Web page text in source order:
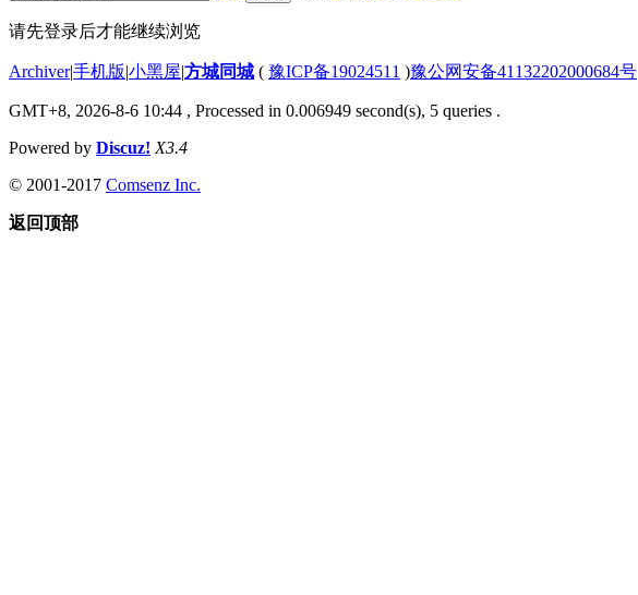
请先登录后才能继续浏览
Archiver|手机版|小黑屋|方城同城 ( 豫ICP备19024511 )豫公网安备41132202000684号
GMT+8, 2026-8-6 10:44 , Processed in 0.006949 second(s), 5 queries .
Powered by Discuz! X3.4
© 2001-2017 Comsenz Inc.
返回顶部